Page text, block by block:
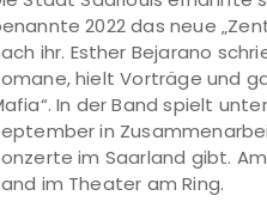
2022 das neue
ihr. Esther Bejarano
hielt Vorträge und
In der Band spielt
in
im Saarland gibt.
im Theater am Ring.